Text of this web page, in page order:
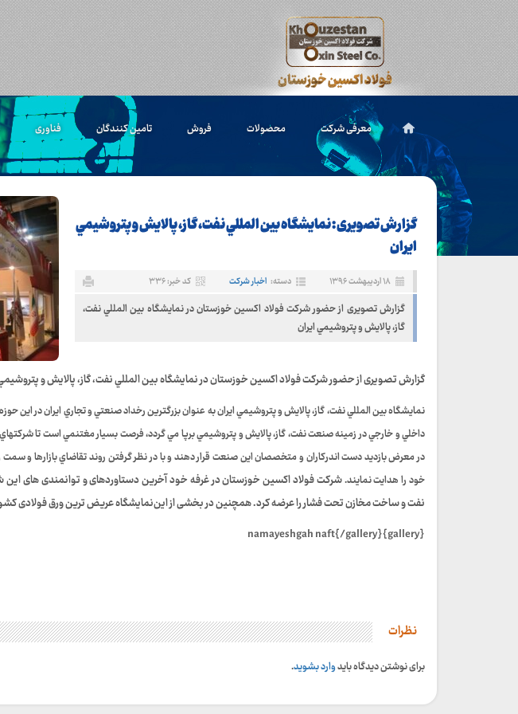
معرفی شرکت محصولات فروش تامین کنندگان فناوری
گزارش تصویری : نمايشگاه بين المللي نفت، گاز، پالايش و پتروشيمي
ايران
۱۸ اردیبهشت ۱۳۹۶ دسته: اخبار شرکت کد خبر: ۳۳۶
گزارش تصویری از حضور شرکت فولاد اکسین خوزستان در نمايشگاه بين المللي نفت،
گاز، پالايش و پتروشيمي ايران
گزارش تصویری از حضور شرکت فولاد اکسین خوزستان در نمايشگاه بين المللي نفت، گاز، پالايش و
نمايشگاه بين المللي نفت، گاز، پالايش و پتروشيمي ايران به عنوان بزرگترين رخداد صنعتي و تجاري ايران در اين
داخلي و خارجي در زمينه صنعت نفت، گاز، پالايش و پتروشيمي برپا مي گردد، فرصت بسيار مغتنمي است تا
در معرض بازديد دست اندركاران و متخصصان اين صنعت قرار دهند و با در نظر گرفتن روند تقاضاي بازارها و
خود را هدايت نمايند.شرکت فولاد اکسین خوزستان در غرفه خود آخرین دستاوردهای و توانمندی های این
نفت و ساخت مخازن تحت فشار را عرضه کرد. همچنین در بخشی از این‌نمایشگاه عریض ترین ورق فولادی
{gallery}namayeshgah naft{/gallery}
نظرات
برای نوشتن دیدگاه بایدوارد بشوید.